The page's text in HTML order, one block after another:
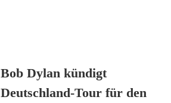
Bob Dylan kündigt
Deutschland-Tour für den